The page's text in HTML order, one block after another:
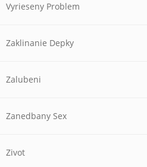
Vyrieseny Problem
Zaklinanie Depky
Zalubeni
Zanedbany Sex
Zivot